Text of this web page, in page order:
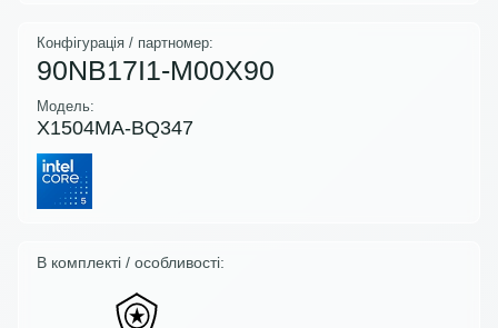
Конфігурація / партномер:
90NB17I1-M00X90
Модель:
X1504MA-BQ347
В комплекті / особливості: